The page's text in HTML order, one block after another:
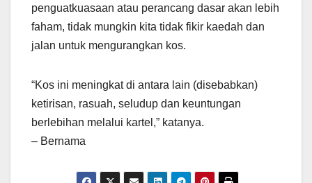
penguatkuasaan atau perancang dasar akan lebih
faham, tidak mungkin kita tidak fikir kaedah dan
jalan untuk mengurangkan kos.
“Kos ini meningkat di antara lain (disebabkan)
ketirisan, rasuah, seludup dan keuntungan
berlebihan melalui kartel,” katanya.
– Bernama